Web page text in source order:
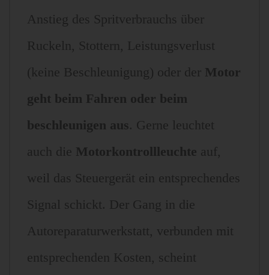
Anstieg des Spritverbrauchs über
Ruckeln, Stottern, Leistungsverlust
(keine Beschleunigung) oder der Motor
geht beim Fahren oder beim
beschleunigen aus. Gerne leuchtet
auch die Motorkontrollleuchte auf,
weil das Steuergerät ein entsprechendes
Signal schickt. Der Gang in die
Autoreparaturwerkstatt, verbunden mit
entsprechenden Kosten, scheint